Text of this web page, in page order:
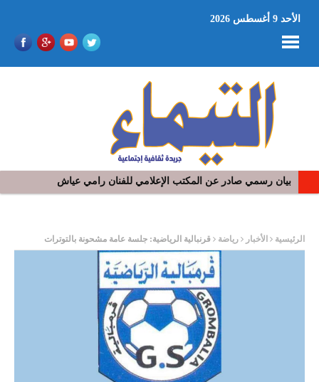
الأحد 9 أغسطس 2026
بيان رسمي صادر عن المكتب الإعلامي للفنان رامي عياش
في افتتاح مهرجان بومخلوف الدولي: رؤوف ماهر يتالق و يشد الجمهور
الرئيسية الأخبار رياضة قرنبالية الرياضية: جلسة عامة مشحونة بالتوترات